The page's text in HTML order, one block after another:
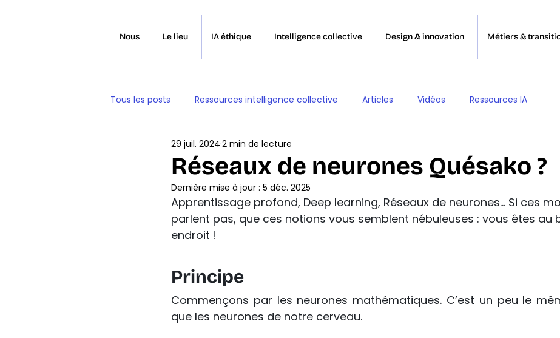
Nous Le lieu IA éthique Intelligence collective Design & innovation Métiers &
Tous les posts Ressources intelligence collective Articles Vidéos Ressources IA
Réseaux de neurones Quésako ?
29 juil. 2024 2 min de lecture
Dernière mise à jour : 5 déc. 2025
Apprentissage profond, Deep learning, Réseaux de neurones… Si ces
parlent pas, que ces notions vous semblent nébuleuses : vous êtes au
endroit !
Principe
Commençons par les neurones mathématiques. C’est un peu le
que les neurones de notre cerveau.